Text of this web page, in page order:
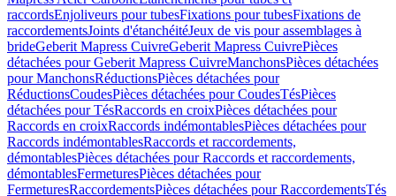
raccordsEnjoliveurs pour tubesFixations pour tubesFixations de
raccordementsJoints d'étanchéitéJeux de vis pour assemblages à
brideGeberit Mapress CuivreGeberit Mapress CuivrePièces
détachées pour Geberit Mapress CuivreManchonsPièces détachées
pour ManchonsRéductionsPièces détachées pour
RéductionsCoudesPièces détachées pour CoudesTésPièces
détachées pour TésRaccords en croixPièces détachées pour
Raccords en croixRaccords indémontablesPièces détachées pour
Raccords indémontablesRaccords et raccordements,
démontablesPièces détachées pour Raccords et raccordements,
démontablesFermeturesPièces détachées pour
FermeturesRaccordementsPièces détachées pour RaccordementsTés